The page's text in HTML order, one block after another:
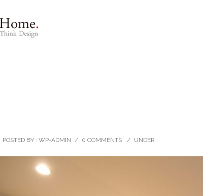
POSTED BY : WP-ADMIN / 0 COMMENTS / UNDER :